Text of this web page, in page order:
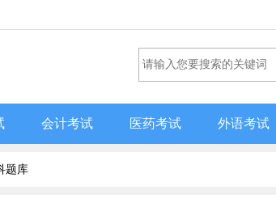
会计考试 医药考试 外语考试
题库